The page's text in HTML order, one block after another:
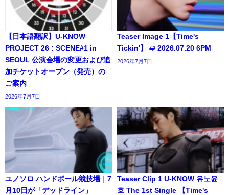
【日本語翻訳】U-KNOW
PROJECT 26 : SCENE#1 in
SEOUL 公演会場の変更および追
加チケットオープン（発売）の
ご案内
2026年7月7日
Teaser Image 1【Time's
Tickin'】 ➫ 2026.07.20 6PM
2026年7月7日
ユノソロ ハンドボール競技場｜7
月10日が「デッドライン」
Teaser Clip 1 U-KNOW 유노윤
호 The 1st Single 【Time's